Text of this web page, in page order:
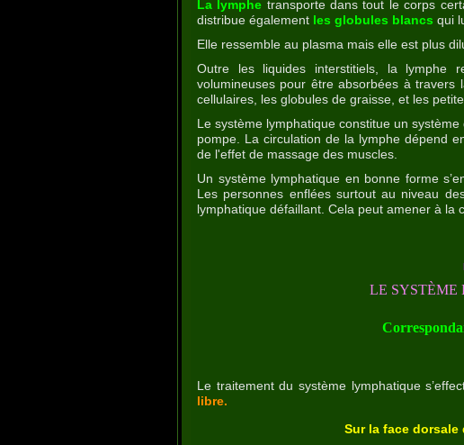
La lymphe transporte dans tout le corps
distribue également les globules blancs qui
Elle ressemble au plasma mais elle est plus
Outre les liquides interstitiels, la lymphe
volumineuses pour être absorbées à
cellulaires, les globules de graisse, et les
Le système lymphatique constitue un
pompe. La circulation de la lymphe dépend
de l'effet de massage des muscles.
Un système lymphatique en bonne forme
Les personnes enflées surtout au niveau
lymphatique défaillant. Cela peut amener à la
LE SYSTÈME
Le traitement du système lymphatique
libre.
Sur la face dorsale